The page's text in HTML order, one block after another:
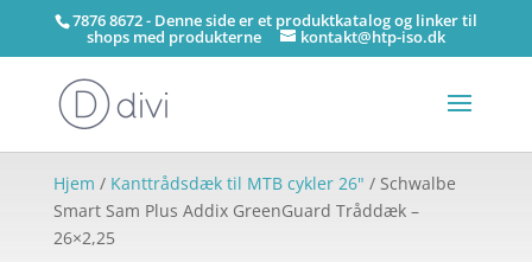
7876 8672 - Denne side er et produktkatalog og linker til
shops med produkterne kontakt@htp-iso.dk
Hjem / Kanttrådsdæk til MTB cykler 26" / Schwalbe
Smart Sam Plus Addix GreenGuard Tråddæk –
26×2,25